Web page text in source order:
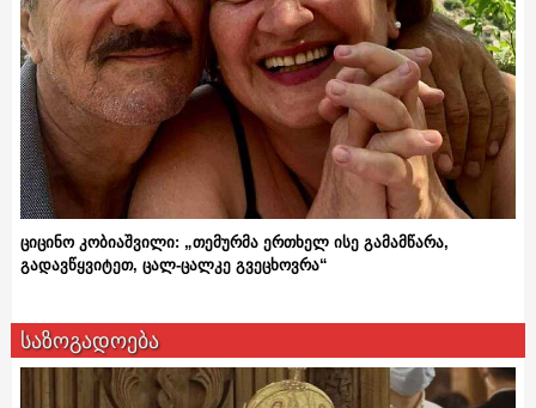
ციცინო კობიაშვილი: „თემურმა ერთხელ ისე გამამწარა,
გადავწყვიტეთ, ცალ-ცალკე გვეცხოვრა“
საზოგადოება